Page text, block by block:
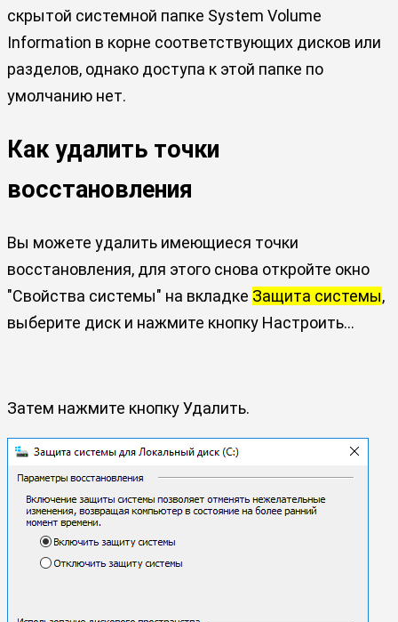
скрытой системной папке System Volume
Information в корне соответствующих дисков или
разделов, однако доступа к этой папке по
умолчанию нет.
Как удалить точки
восстановления
Вы можете удалить имеющиеся точки
восстановления, для этого снова откройте окно
"Свойства системы" на вкладке Защита системы,
выберите диск и нажмите кнопку Настроить…
Затем нажмите кнопку Удалить.